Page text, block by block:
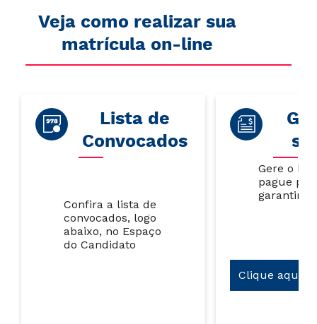
Veja como realizar sua
matrícula on-line
Lista de
Convocados
Confira a lista de
convocados, logo
abaixo, no Espaço
do Candidato
Gere o
pague
garantir
Clique aqui